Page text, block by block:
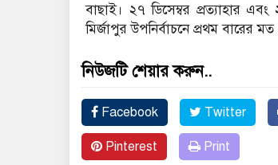
বাছাই। ২৭ ডিসেম্বর প্রত্যাহার
মির্জাপুর উপনির্বাচনে প্রথম বারের
নিউজটি শেয়ার করুন..
Facebook Twitter
Pinterest Print